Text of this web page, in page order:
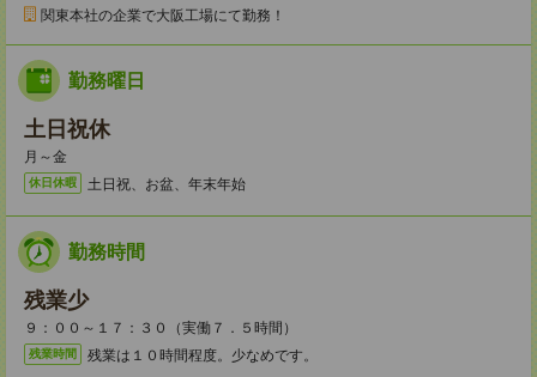
関東本社の企業で大阪工場にて勤務！
勤務曜日
土日祝休
月～金
休日休暇 土日祝、お盆、年末年始
勤務時間
残業少
９：００～１７：３０（実働７．５時間）
残業時間 残業は１０時間程度。少なめです。